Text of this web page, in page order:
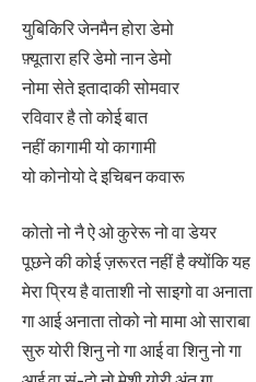
युबिकिरि जेनमैन होरा डेमो
फ़्यूतारा हरि डेमो नान डेमो
नोमा सेते इतादाकी सोमवार
रविवार है तो कोई बात
नहीं कागामी यो कागामी
यो कोनोयो दे इचिबन कवारू
कोतो नो नै ऐ ओ कुरेरू नो वा डेयर
पूछने की कोई ज़रूरत नहीं है क्योंकि यह
मेरा प्रिय है वाताशी नो साइगो वा अनाता
गा आई अनाता तोको नो मामा ओ साराबा
सुरु योरी शिनु नो गा आई वा शिनु नो गा